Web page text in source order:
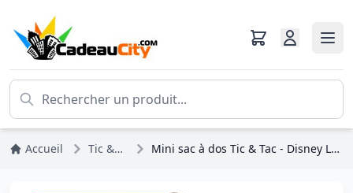
Accueil Tic & Tac Mini sac à dos Tic & Tac - Disney Loungefly